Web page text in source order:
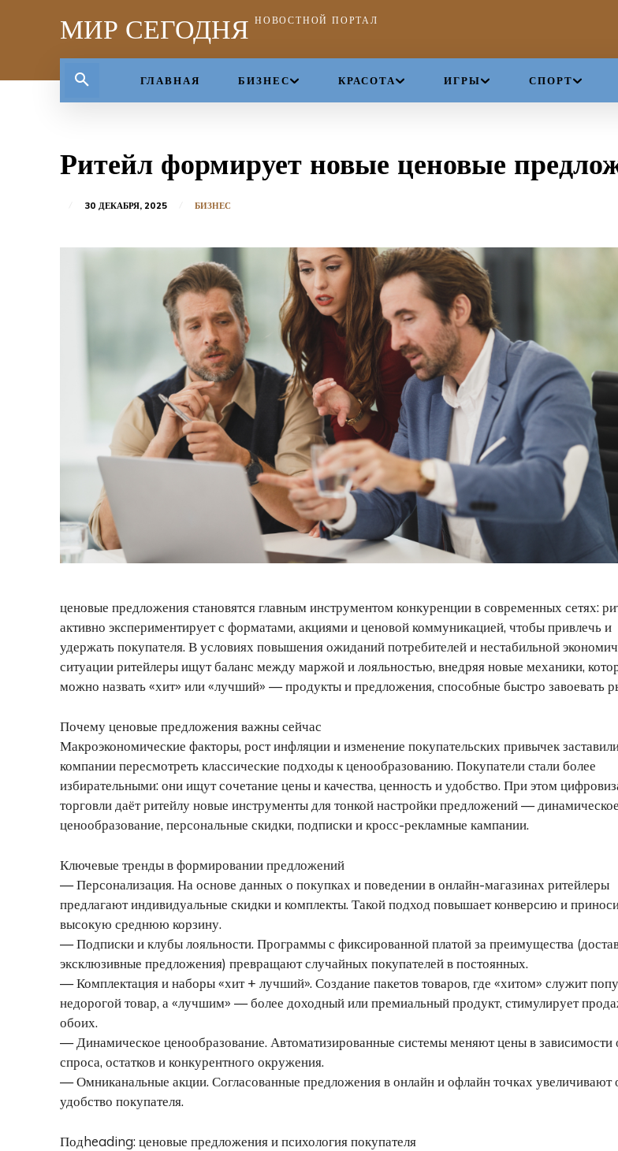
МИР СЕГОДНЯ НОВОСТНОЙ ПОРТАЛ
ГЛАВНАЯ БИЗНЕС КРАСОТА ИГРЫ СПОРТ
Ритейл формирует новые ценовые
30 ДЕКАБРЯ, 2025 БИЗНЕС
ценовые предложения становятся главным инструментом конкуренции в современных сетях:
активно экспериментирует с форматами, акциями и ценовой коммуникацией, чтобы привлечь и
удержать покупателя. В условиях повышения ожиданий потребителей и нестабильной
ситуации ритейлеры ищут баланс между маржой и лояльностью, внедряя новые механики,
можно назвать «хит» или «лучший» — продукты и предложения, способные быстро завоевать
Почему ценовые предложения важны сейчас
Макроэкономические факторы, рост инфляции и изменение покупательских привычек
компании пересмотреть классические подходы к ценообразованию. Покупатели стали более
избирательными: они ищут сочетание цены и качества, ценность и удобство. При этом
торговли даёт ритейлу новые инструменты для тонкой настройки предложений — динамическое
ценообразование, персональные скидки, подписки и кросс-рекламные кампании.
Ключевые тренды в формировании предложений
— Персонализация. На основе данных о покупках и поведении в онлайн-магазинах ритейлеры
предлагают индивидуальные скидки и комплекты. Такой подход повышает конверсию и
высокую среднюю корзину.
— Подписки и клубы лояльности. Программы с фиксированной платой за преимущества
эксклюзивные предложения) превращают случайных покупателей в постоянных.
— Комплектация и наборы «хит + лучший». Создание пакетов товаров, где «хитом» служит
недорогой товар, а «лучшим» — более доходный или премиальный продукт, стимулирует
обоих.
— Динамическое ценообразование. Автоматизированные системы меняют цены в зависимости
спроса, остатков и конкурентного окружения.
— Омниканальные акции. Согласованные предложения в онлайн и офлайн точках увеличивают
удобство покупателя.
Подheading: ценовые предложения и психология покупателя